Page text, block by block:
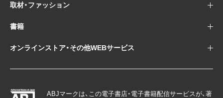
取材・ファッション
書籍
オンラインストア・その他WEBサービス
ABJマークは、この電子書店・電子書籍配信サービスが、著